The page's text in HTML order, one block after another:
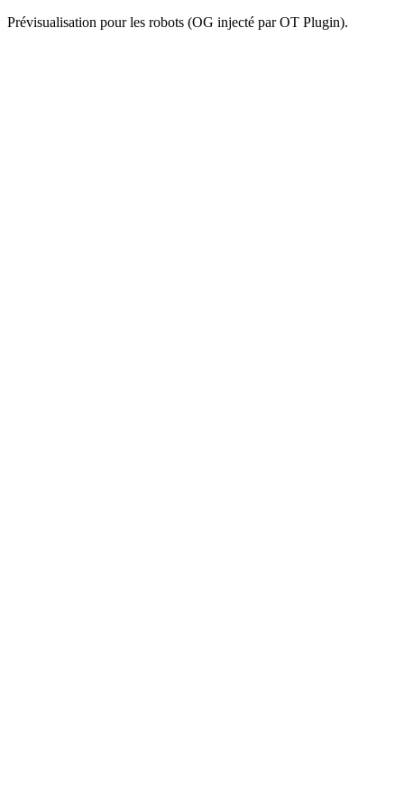
Prévisualisation pour les robots (OG injecté par OT Plugin).